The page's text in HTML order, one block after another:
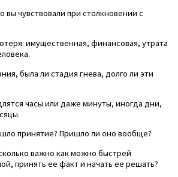
вы чувствовали при столкновении с
имущественная, финансовая, утрата
была ли стадия гнева, долго ли эти
часы или даже минуты, иногда дни,
принятие? Пришло ли оно вообще?
важно как можно быстрей
принять ее факт и начать ее решать?